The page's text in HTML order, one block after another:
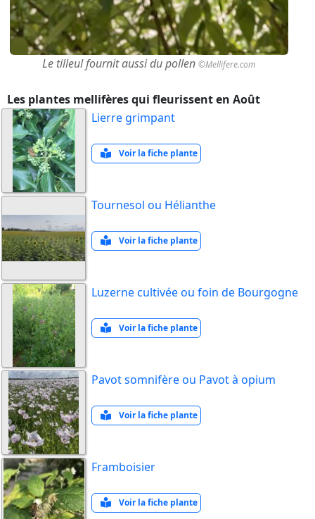
Le tilleul fournit aussi du pollen ©Mellifere.com
Les plantes mellifères qui fleurissent en Août
Lierre grimpant
Voir la fiche plante
Tournesol ou Hélianthe
Voir la fiche plante
Luzerne cultivée ou foin de Bourgogne
Voir la fiche plante
Pavot somnifère ou Pavot à opium
Voir la fiche plante
Framboisier
Voir la fiche plante